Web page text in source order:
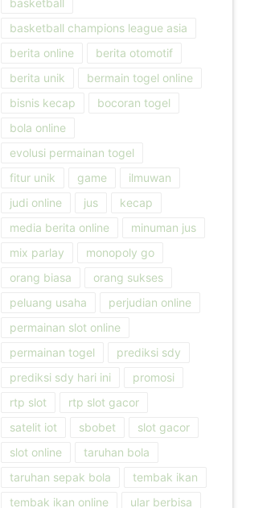
basketball champions league asia
berita online
berita otomotif
berita unik
bermain togel online
bisnis kecap
bocoran togel
bola online
evolusi permainan togel
fitur unik
game
ilmuwan
judi online
jus
kecap
media berita online
minuman jus
mix parlay
monopoly go
orang biasa
orang sukses
peluang usaha
perjudian online
permainan slot online
permainan togel
prediksi sdy
prediksi sdy hari ini
promosi
rtp slot
rtp slot gacor
satelit iot
sbobet
slot gacor
slot online
taruhan bola
taruhan sepak bola
tembak ikan
tembak ikan online
ular berbisa